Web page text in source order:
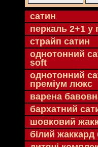
cатин
перкаль 2+1 у
страйп сатин
однотонний
soft
однотонний
преміум люкс
варена
бархатний
шовковий
білий